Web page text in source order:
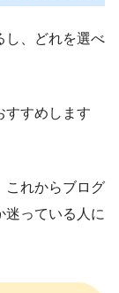
し、どれを選べ
すすめします
これからブログ
迷っている人に